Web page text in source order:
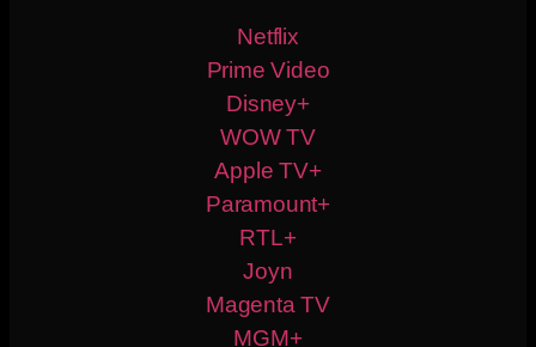
Netflix
Prime Video
Disney+
WOW TV
Apple TV+
Paramount+
RTL+
Joyn
Magenta TV
MGM+